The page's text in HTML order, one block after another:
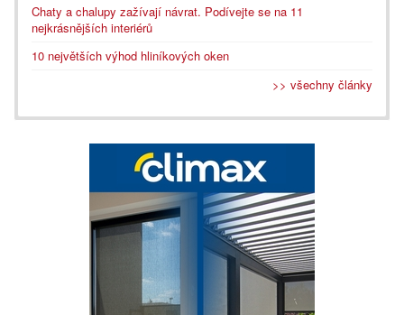
Chaty a chalupy zažívají návrat. Podívejte se na 11
nejkrásnějších interiérů
10 největších výhod hliníkových oken
>> všechny články